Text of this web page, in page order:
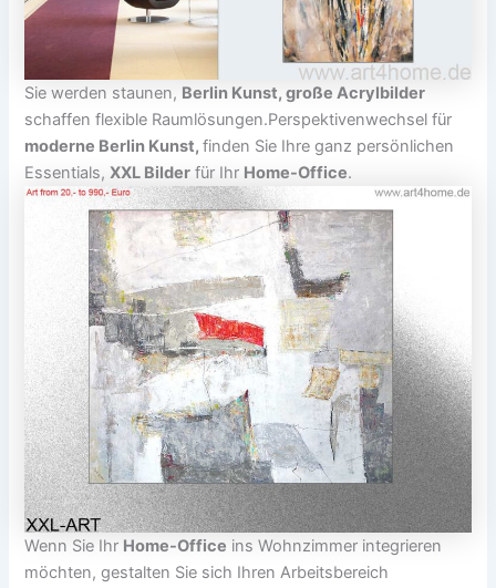
Sie werden staunen, Berlin Kunst, große Acrylbilder
schaffen flexible Raumlösungen.Perspektivenwechsel für
moderne Berlin Kunst,finden Sie Ihre ganz persönlichen
Essentials,XXL Bilder für Ihr Home-Office.
Wenn Sie Ihr Home-Office ins Wohnzimmer integrieren
möchten, gestalten Sie sich Ihren Arbeitsbereich